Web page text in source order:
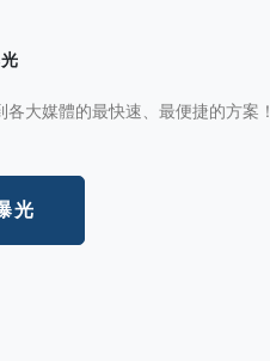
大媒體的最快速、最便捷的方案！
光